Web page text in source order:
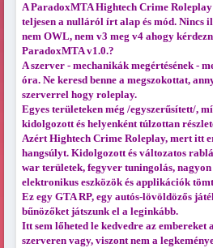
A ParadoxMTA Hightech Crime
teljesen a nulláról írt alap és mód. Nincs
nem OWL, nem v3 meg v4 ahogy
ParadoxMTA v1.0.?
A szerver - mechanikák megértésének -
óra. Ne keresd benne a megszokottat,
szerverrel hogy roleplay.
Egyes területeken még /egyszerűsített/,
kidolgozott és helyenként túlzottan
Azért Hightech Crime Roleplay, mert itt
hangsúlyt. Kidolgozott és változatos
war területek, fegyver tuningolás,
elektronikus eszközök és applikációk
Ez egy GTA RP, egy autós-lövöldözős
bűnözőket játszunk el a leginkább.
Itt sem lőheted le kedvedre az embereket
szerveren vagy, viszont nem a